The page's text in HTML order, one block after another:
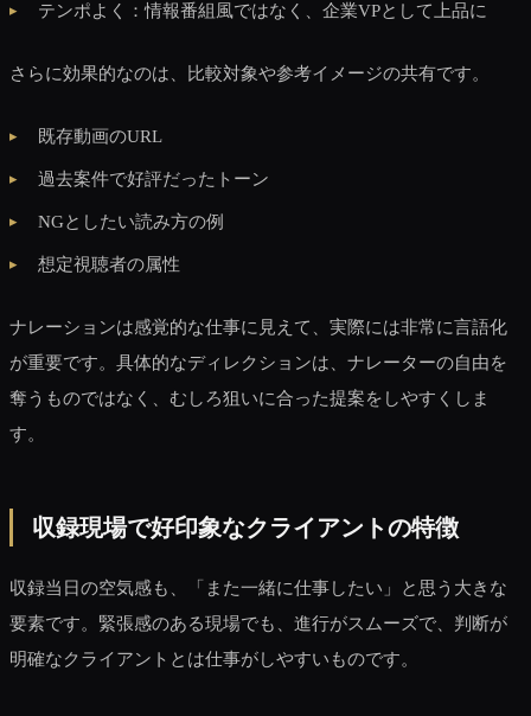
テンポよく：情報番組風ではなく、企業VPとして上品に
さらに効果的なのは、比較対象や参考イメージの共有です。
既存動画のURL
過去案件で好評だったトーン
NGとしたい読み方の例
想定視聴者の属性
ナレーションは感覚的な仕事に見えて、実際には非常に言語化
が重要です。具体的なディレクションは、ナレーターの自由を
奪うものではなく、むしろ狙いに合った提案をしやすくしま
す。
収録現場で好印象なクライアントの特徴
収録当日の空気感も、「また一緒に仕事したい」と思う大きな
要素です。緊張感のある現場でも、進行がスムーズで、判断が
明確なクライアントとは仕事がしやすいものです。